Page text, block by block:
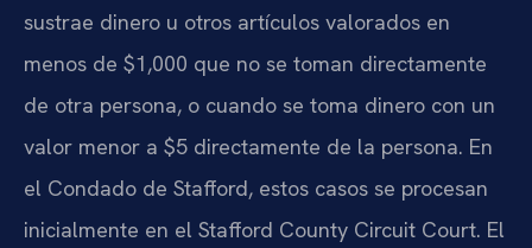
sustrae dinero u otros artículos valorados en
menos de $1,000 que no se toman directamente
de otra persona, o cuando se toma dinero con un
valor menor a $5 directamente de la persona. En
el Condado de Stafford, estos casos se procesan
inicialmente en el Stafford County Circuit Court. El